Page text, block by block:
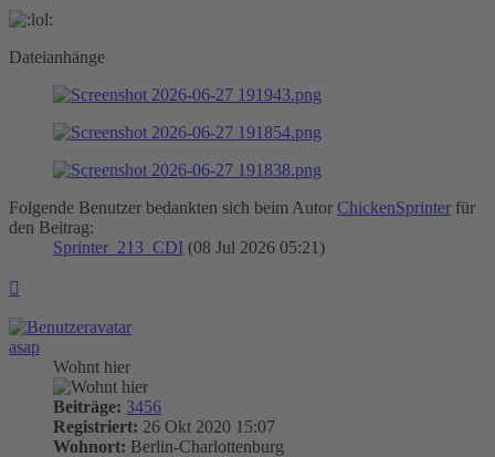
Dateianhänge
Folgende Benutzer bedankten sich beim Autor ChickenSprinter für
den Beitrag:
Sprinter_213_CDI (08 Jul 2026 05:21)
asap
Wohnt hier
Beiträge: 3456
Registriert: 26 Okt 2020 15:07
Wohnort: Berlin-Charlottenburg